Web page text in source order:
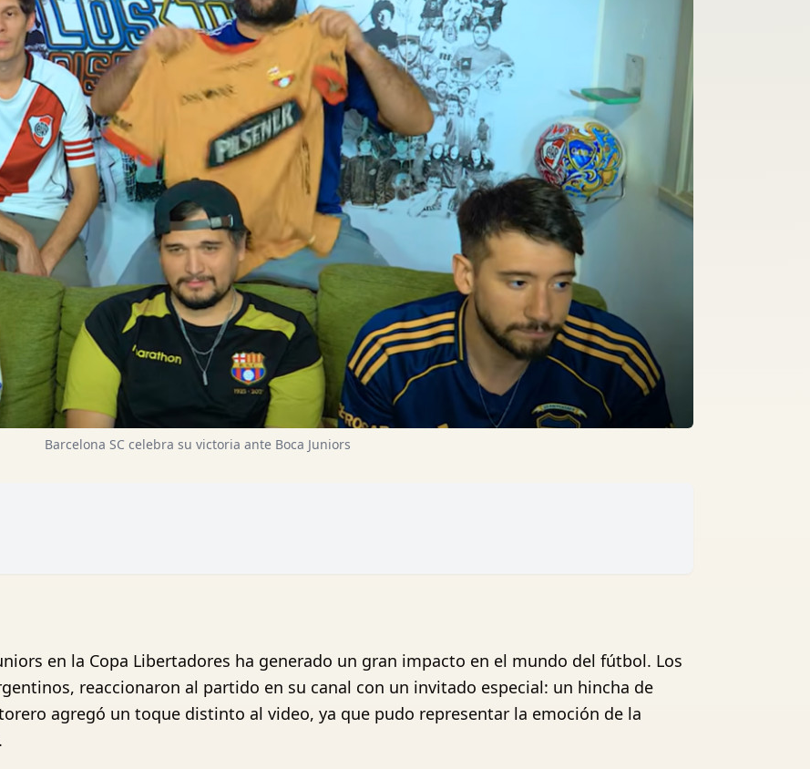
Barcelona SC celebra su victoria ante Boca Juniors
en la Copa Libertadores ha generado un gran impacto en el mundo del fútbol. Los
reaccionaron al partido en su canal con un invitado especial: un hincha de
agregó un toque distinto al video, ya que pudo representar la emoción de la